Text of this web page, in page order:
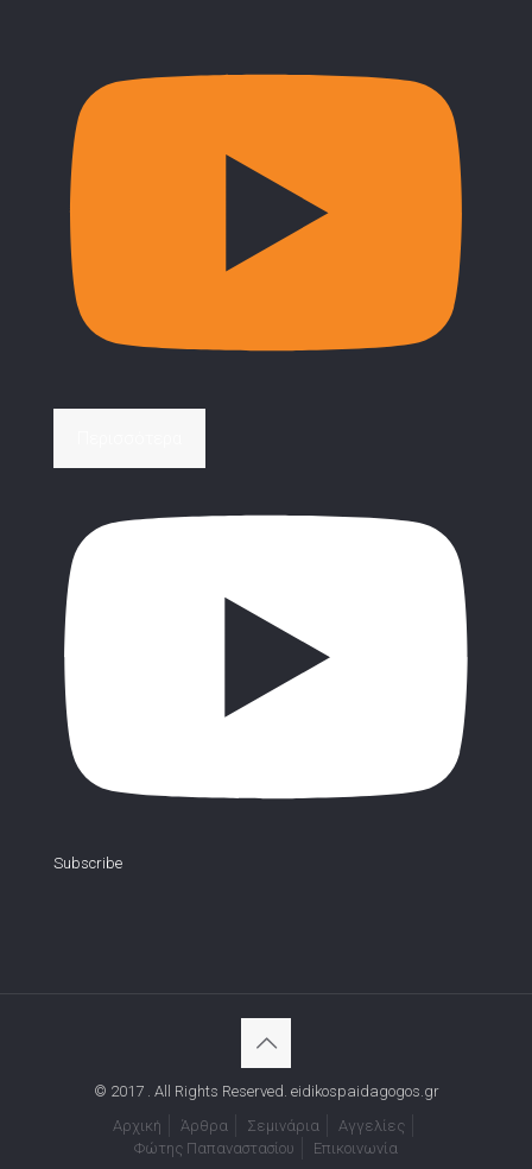
Subscribe
© 2017 . All Rights Reserved. eidikospaidagogos.gr
Αρχική
Άρθρα Σεμινάρια
Αγγελίες
Φώτης Παπαναστασίου
Επικοινωνία